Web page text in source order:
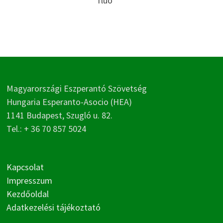
Magyarországi Eszperantó Szövetség
Hungaria Esperanto-Asocio (HEA)
1141 Budapest, Szugló u. 82.
Tel.: + 36 70 857 5024
Kapcsolat
Impresszum
Kezdőoldal
Adatkezelési tájékoztató